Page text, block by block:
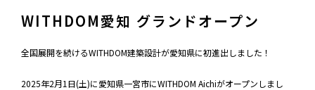
採用情報
WITHDOM愛知 グランドオープン
全国展開を続けるWITHDOM建築設計が愛知県に初進出しました！
2025年2月1日(土)に愛知県一宮市にWITHDOM Aichiがオープンしまし